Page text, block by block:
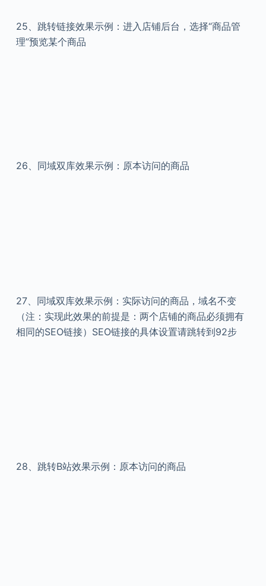
25、 跳转链接效果示例：进入店铺后台，选择“商品管
理”预览某个商品
26、 同域双库效果示例：原本访问的商品
27、 同域双库效果示例：实际访问的商品，域名不变
（注：实现此效果的前提是：两个店铺的商品必须拥有
相同的SEO链接）SEO链接的具体设置请跳转到92步
28、 跳转B站效果示例：原本访问的商品